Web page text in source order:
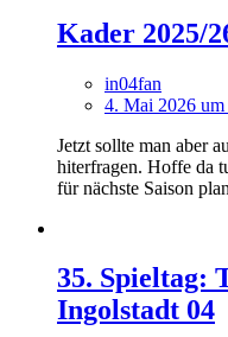
Kader 2025/
in04fan
4. Mai 2026 um
Jetzt sollte man aber
hiterfragen. Hoffe da
für nächste Saison
35. Spieltag:
Ingolstadt 04